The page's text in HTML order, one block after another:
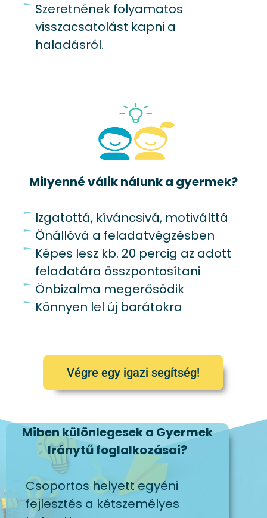
Szeretnének folyamatos
visszacsatolást kapni a
haladásról.
Milyenné válik nálunk a gyermek?
Izgatottá, kíváncsivá, motiválttá
Önállóvá a feladatvégzésben
Képes lesz kb. 20 percig az adott
feladatára összpontosítani
Önbizalma megerősödik
Könnyen lel új barátokra
Végre egy igazi segítség!
Miben különlegesek a Gyermek
Iránytű foglalkozásai?
Csoportos helyett egyéni
fejlesztés a kétszemélyes